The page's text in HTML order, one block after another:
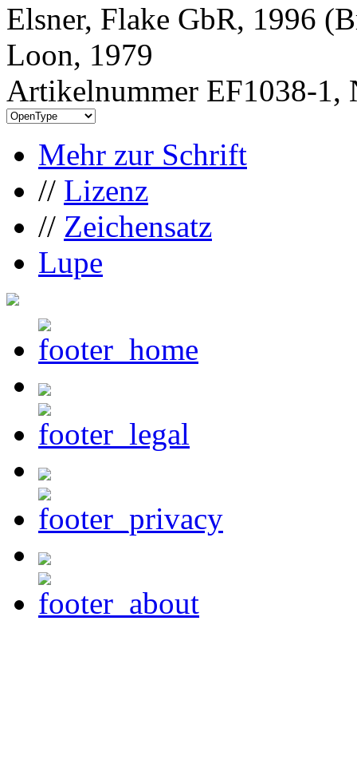
Elsner, Flake GbR, 1996
Loon, 1979
Artikelnummer EF1038-1,
Mehr zur Schrift
// Lizenz
// Zeichensatz
Lupe